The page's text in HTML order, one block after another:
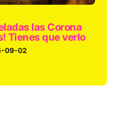
las Corona
Tienes que verlo
09-02